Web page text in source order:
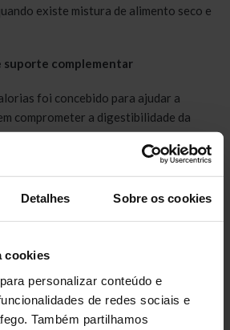
Detalhes Sobre os cookies
cookies
personalizar conteúdo e
de redes sociais e
Também partilhamos
existe mistura de alimento seco e
suporte complementar
foi concebido para ajudar a
comprometer a digestibilidade da
ainda um teor moderado de fósforo
saúde da função renal que pode
integrando este ponto no
prazo. Além disso, graças a uma
a dose diária em 2-3 refeições,
corporal, sempre com